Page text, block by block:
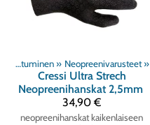
Sukelluspukeutuminen ‪» Neopreenivarusteet ‪»
Cressi Ultra Strech
Neopreenihanskat 2,5mm
34,90 €
neopreenihanskat kaikenlaiseen
Tuoteryhmät ‪»Sukellus‪»